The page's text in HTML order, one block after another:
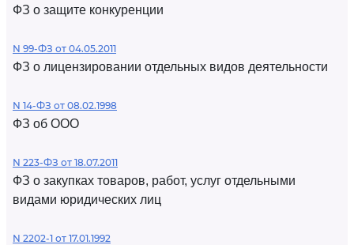
ФЗ о защите конкуренции
N 99-ФЗ от 04.05.2011
ФЗ о лицензировании отдельных видов деятельности
N 14-ФЗ от 08.02.1998
ФЗ об ООО
N 223-ФЗ от 18.07.2011
ФЗ о закупках товаров, работ, услуг отдельными
видами юридических лиц
N 2202-1 от 17.01.1992